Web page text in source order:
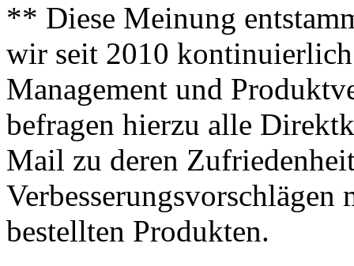
** Diese Meinung
wir seit 2010
Management und
befragen hierzu alle
Mail zu deren
bestellten Produkten.